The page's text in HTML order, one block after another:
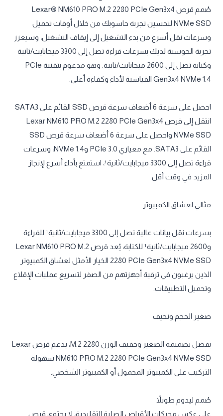
صُمم قرص Lexar® NM610 PRO M.2 2280 PCIe Gen3x4
NVMe SSD لتحسين تجربة حاسوبك من خلال أوقات تحميل
وسرعات نقل أسرع من بدء التشغيل إلى إيقاف التشغيل، وسيعزز
تجربة الحوسبة لديك بسرعات قراءة تصل إلى 3300 ميجابايت/ثانية
وكتابة تصل إلى 2600 ميجابايت/ثانية. وهو مدعوم بتقنية PCIe
Gen3x4 NVMe 1.4 القياسية لأداء وكفاءة أعلى.
احصل على سرعة 6 أضعاف سرعة قرص SSD القائم على SATA3
انتقل إلى قرص Lexar NM610 PRO M.2 2280 PCIe Gen3x4
NVMe SSD واحصل على سرعة 6 أضعاف سرعة قرص SSD
القائم على SATA3. مع معياري PCIe 3.0 وNVMe 1.4، وسرعات
قراءة تصل إلى 3300 ميجابايت/ثانية¹، استمتع بأداء أسرع لإنجاز
المزيد في وقت أقل.
مثالي لعشاق الكمبيوتر
بسرعات نقل بيانات عالية تصل إلى 3300 ميجابايت/ثانية¹ للقراءة
و2600 ميجابايت/ثانية¹ للكتابة، يُعد قرص Lexar NM610 PRO M.2
2280 PCIe Gen3x4 NVMe SSD الخيار الأمثل لعشاق الكمبيوتر
الذين يرغبون في ترقية أجهزتهم من الصفر لتسريع عمليات الإقلاع
وتحميل التطبيقات.
صغير الحجم ونحيف
بفضل تصميمه الصغير وخفيف الوزن M.2 2280، يدعم قرص Lexar
NM610 PRO M.2 2280 PCIe Gen3x4 NVMe SSD سهولة
التركيب على الكمبيوتر المحمول أو الكمبيوتر الشخصي.
صُمم ليدوم طويلاً
على عكس محركات الأقراص الصلبة التقليدية، لا يحتوي قرص